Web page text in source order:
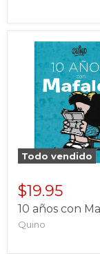
Todo vendido
$19.95
10 años con
Quino